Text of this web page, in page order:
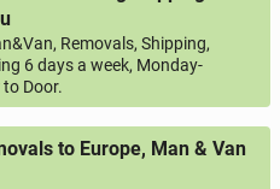
Removals, Shipping,
6 days a week, Monday-
Door.
to Europe, Man & Van